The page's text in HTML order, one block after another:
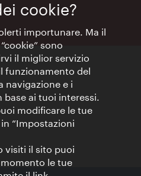
dati
cookie?
importunare. Ma il
sono
il miglior servizio
funzionamento del
navigazione e i
ai tuoi interessi.
modificare le tue
“Impostazioni
visiti il sito puoi
le tue